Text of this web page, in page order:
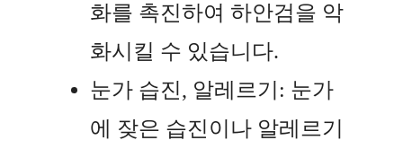
화를 촉진하여 하안검을 악
화시킬 수 있습니다.
눈가 습진, 알레르기: 눈가
에 잦은 습진이나 알레르기